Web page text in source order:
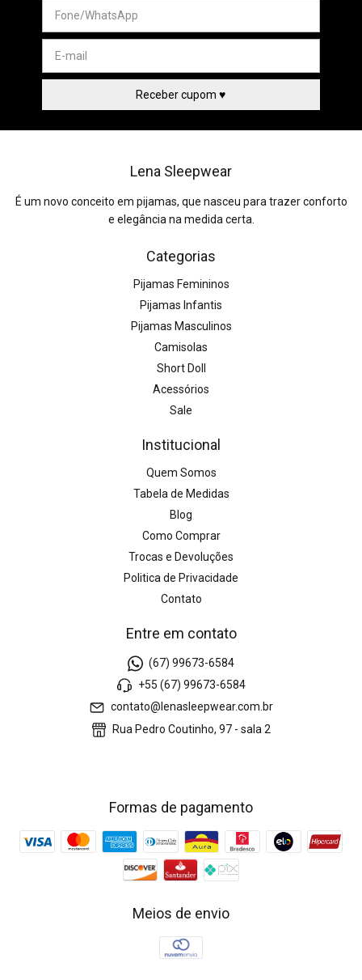
Lena Sleepwear
É um novo conceito em pijamas, que nasceu para trazer conforto
e elegância na medida certa.
Categorias
Pijamas Femininos
Pijamas Infantis
Pijamas Masculinos
Camisolas
Short Doll
Acessórios
Sale
Institucional
Quem Somos
Tabela de Medidas
Blog
Como Comprar
Trocas e Devoluções
Politica de Privacidade
Contato
Entre em contato
(67) 99673-6584
+55 (67) 99673-6584
contato@lenasleepwear.com.br
Rua Pedro Coutinho, 97 - sala 2
Formas de pagamento
Meios de envio